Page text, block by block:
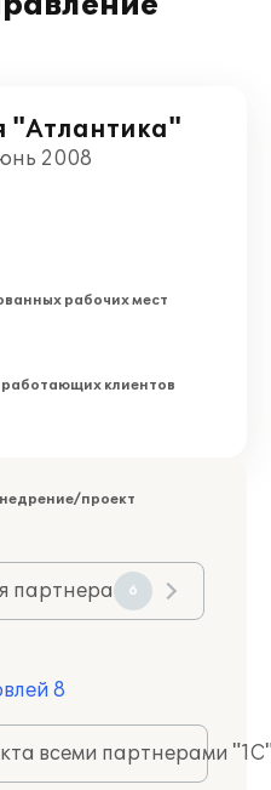
2008
рабочих мест
клиентов
проект
партнера 6
8
всеми партнерами